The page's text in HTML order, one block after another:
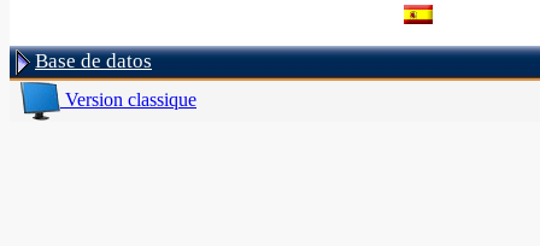
Base de datos
Version classique